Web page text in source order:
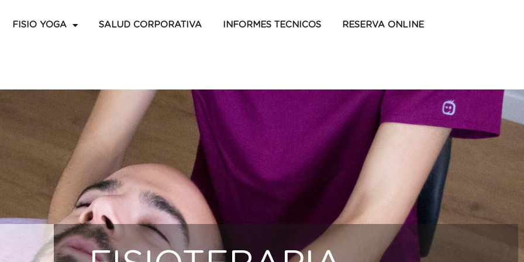
FISIO YOGA SALUD CORPORATIVA INFORMES TECNICOS RESERVA ONLINE